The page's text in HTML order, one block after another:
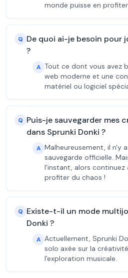
monde puisse en
Q De quoi ai-je besoin pour
?
A Tout ce dont vous avez
web moderne et une
matériel ou logiciel
Q Puis-je sauvegarder mes
dans Sprunki Donki ?
A Malheureusement, il n'y
sauvegarde officielle.
l'instant, alors continuez
profiter du chaos !
Q Existe-t-il un mode
Donki ?
A Actuellement, Sprunki
solo axée sur la
l'exploration musicale.